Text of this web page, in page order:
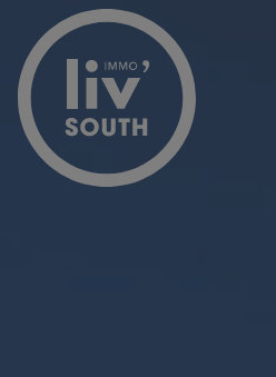
Passer le menu et aller au contenu